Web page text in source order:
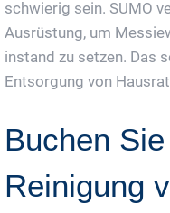
schwierig sein. SUMO
Ausrüstung, um
instand zu setzen. Das
Entsorgung von
Buchen
Reinigung